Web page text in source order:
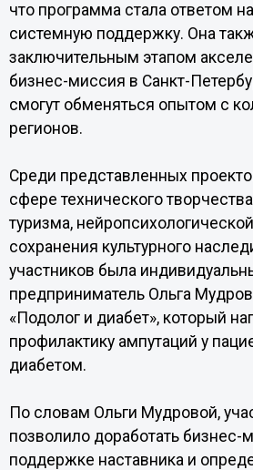
что программа стала ответом
системную поддержку. Она
заключительным этапом
бизнес-миссия в Санкт-
смогут обменяться опытом с
регионов.
Среди представленных
сфере технического
туризма,
сохранения культурного
участников была
предприниматель Ольга
«Подолог и диабет», который
профилактику ампутаций у
диабетом.
По словам Ольги Мудровой,
позволило доработать бизнес-
поддержке наставника и